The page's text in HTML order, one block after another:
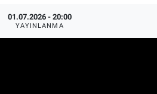
01.07.2026 - 20:00
YAYINLANMA